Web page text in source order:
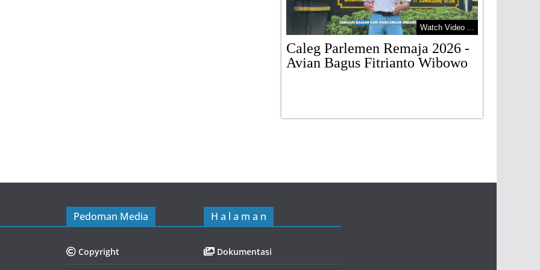
Watch Video ...
Caleg Parlemen Remaja 2026 -
Avian Bagus Fitrianto Wibowo
Pedoman Media
Copyright
H a l a m a n
Dokumentasi